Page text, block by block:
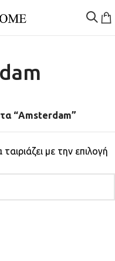
“Amsterdam”
με την επιλογή